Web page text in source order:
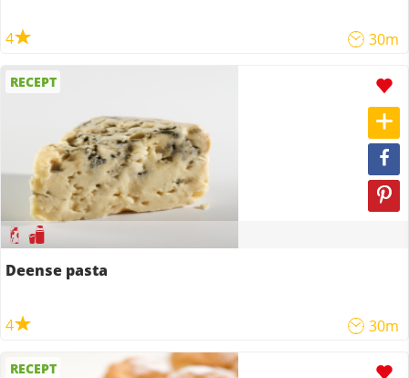
4 30m
RECEPT
Deense pasta
4 30m
RECEPT